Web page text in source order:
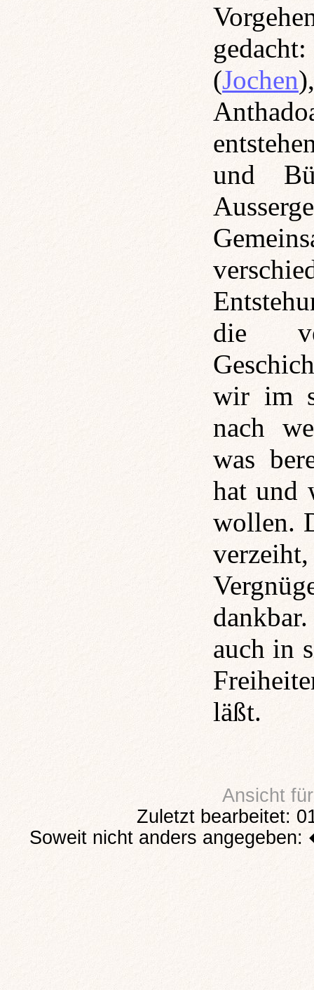
(Jochen
und
die
wir im
nach
was
hat und
wollen.
auch in
läßt.
Ansicht
Zuletzt bearbeitet:
Soweit nicht anders